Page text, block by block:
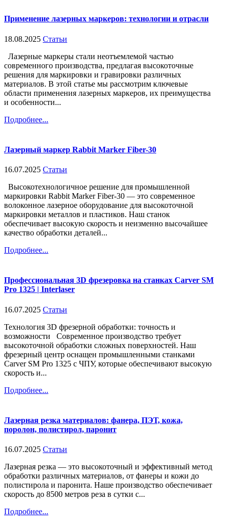
Применение лазерных маркеров: технологии и отрасли
18.08.2025 Статьи
Лазерные маркеры стали неотъемлемой частью
современного производства, предлагая высокоточные
решения для маркировки и гравировки различных
материалов. В этой статье мы рассмотрим ключевые
области применения лазерных маркеров, их преимущества
и особенности...
Подробнее...
Лазерный маркер Rabbit Marker Fiber-30
16.07.2025 Статьи
Высокотехнологичное решение для промышленной
маркировки Rabbit Marker Fiber-30 — это современное
волоконное лазерное оборудование для высокоточной
маркировки металлов и пластиков. Наш станок
обеспечивает высокую скорость и неизменно высочайшее
качество обработки деталей...
Подробнее...
Профессиональная 3D фрезеровка на станках Carver SM
Pro 1325 | Interlaser
16.07.2025 Статьи
Технология 3D фрезерной обработки: точность и
возможности Современное производство требует
высокоточной обработки сложных поверхностей. Наш
фрезерный центр оснащен промышленными станками
Carver SM Pro 1325 с ЧПУ, которые обеспечивают высокую
скорость и...
Подробнее...
Лазерная резка материалов: фанера, ПЭТ, кожа,
поролон, полистирол, паронит
16.07.2025 Статьи
Лазерная резка — это высокоточный и эффективный метод
обработки различных материалов, от фанеры и кожи до
полистирола и паронита. Наше производство обеспечивает
скорость до 8500 метров реза в сутки с...
Подробнее...